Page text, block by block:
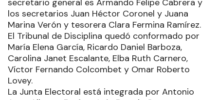
los secretarios Juan Héctor Coronel y Juana
Marina Verón y tesorera Clara Fermina Ramírez.
El Tribunal de Disciplina quedó conformado por
María Elena García, Ricardo Daniel Barboza,
Carolina Janet Escalante, Elba Ruth Carnero,
Víctor Fernando Colcombet y Omar Roberto
Lovey.
La Junta Electoral está integrada por Antonio